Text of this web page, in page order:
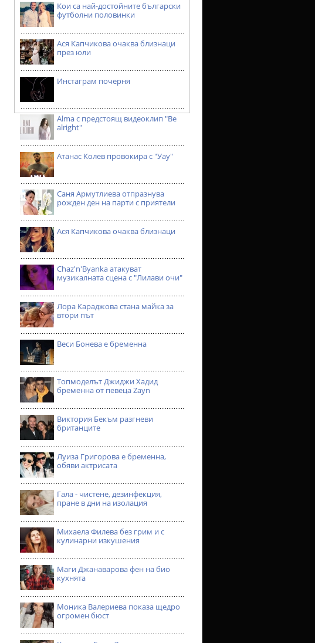
Кои са най-достойните български
футболни половинки
Ася Капчикова очаква близнаци
през юли
Инстаграм почерня
Alma с предстоящ видеоклип "Be
alright"
Атанас Колев провокира с "Уау"
Саня Армутлиева отпразнува
рожден ден на парти с приятели
Ася Капчикова очаква близнаци
Chaz'n'Byanka атакуват
музикалната сцена с "Лилави очи"
Лора Караджова стана майка за
втори път
Веси Бонева е бременна
Топмоделът Джиджи Хадид
бременна от певеца Zayn
Виктория Бекъм разгневи
британците
Луиза Григорова е бременна,
обяви актрисата
Гала - чистене, дезинфекция,
пране в дни на изолация
Михаела Филева без грим и с
кулинарни изкушения
Маги Джанаварова фен на био
кухнята
Моника Валериева показа щедро
огромен бюст